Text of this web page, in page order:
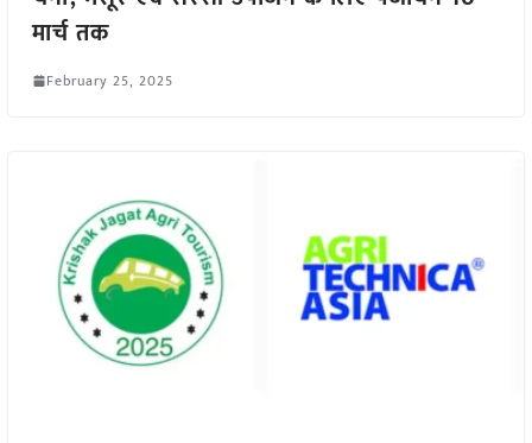
मार्च तक
February 25, 2025